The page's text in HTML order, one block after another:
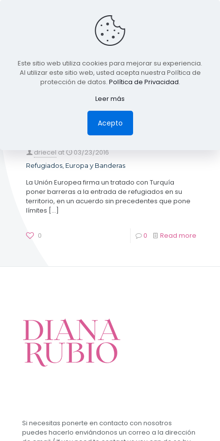
BLOG
TODA LA INFORMACIÓN
Tags Authors
driecel at 03/23/2016
Refugiados, Europa y Banderas
La Unión Europea firma un tratado con Turquía
poner barreras a la entrada de refugiados en su
territorio, en un acuerdo sin precedentes que pone
límites […]
0 0 Read more
Si necesitas ponerte en contacto con nosotros
puedes hacerlo enviándonos un correo a la dirección
Este sitio web utiliza cookies para mejorar su experiencia.
Al utilizar este sitio web, usted acepta nuestra Política de
protección de datos. Política de Privacidad.
Leer más
Acepto